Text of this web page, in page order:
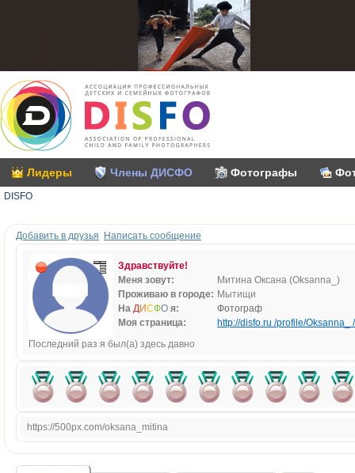
Лидеры Члены ДИСФО Фотографы
DISFO
Добавить в друзья Написать сообщение
Здравствуйте!
Меня зовут:
Митина Оксана (Oksanna_)
Проживаю в городе: Мытищи
На ДИСФО я:
Фотограф
Моя страница:
http://disfo.ru /profile/Oksanna_ /
Последний раз я был(а) здесь давно
https://500px.com/oksana_mitina